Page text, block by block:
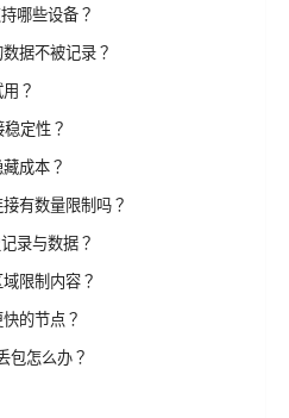
哪些设备？
据不被记录？
？
定性？
成本？
有数量限制吗？
录与数据？
限制内容？
的节点？
包怎么办？